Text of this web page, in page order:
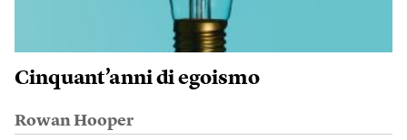
Cinquant’anni di egoismo
Rowan Hooper